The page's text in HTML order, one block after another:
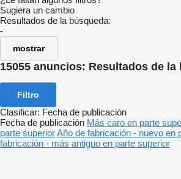
Sugiera un cambio
Resultados de la búsqueda:
-
mostrar
15055 anuncios: Resultados de la
Filtro
Clasificar: Fecha de publicación
Fecha de publicación Más caro en parte
parte superiorAño de fabricación - nuevo en
fabricación - más antiguo en parte superior